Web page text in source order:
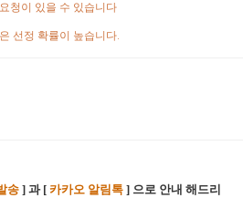
청이 있을 수 있습니다
선정 확률이 높습니다.
송 ] 과 [ 카카오 알림톡 ] 으로 안내 해드리